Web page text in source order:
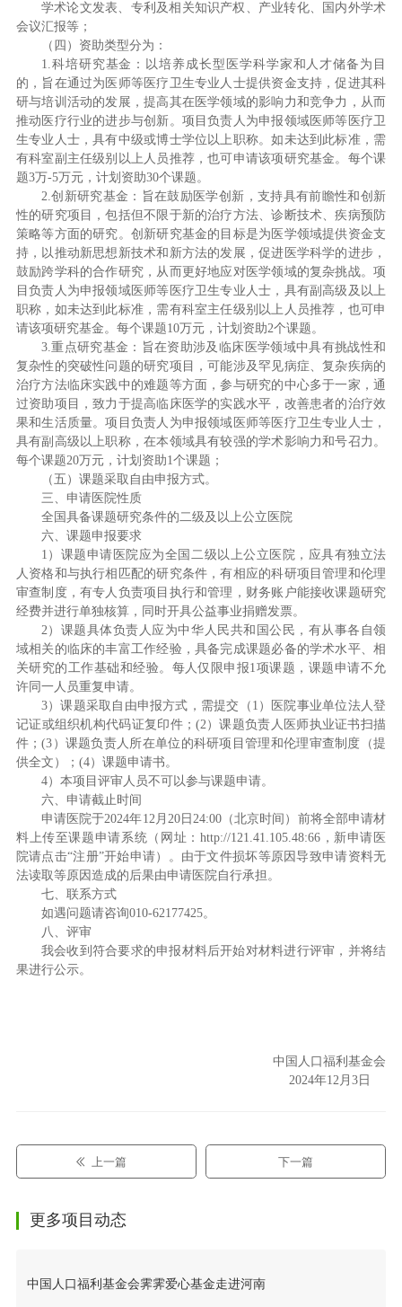
学术论文发表、专利及相关知识产权、产业转化、国内外学术
会议汇报等；
（四）资助类型分为：
1.科培研究基金：以培养成长型医学科学家和人才储备为目
的，旨在通过为医师等医疗卫生专业人士提供资金支持，促进其科
研与培训活动的发展，提高其在医学领域的影响力和竞争力，从而
推动医疗行业的进步与创新。项目负责人为申报领域医师等医疗卫
生专业人士，具有中级或博士学位以上职称。如未达到此标准，需
有科室副主任级别以上人员推荐，也可申请该项研究基金。每个课
题3万-5万元，计划资助30个课题。
2.创新研究基金：旨在鼓励医学创新，支持具有前瞻性和创新
性的研究项目，包括但不限于新的治疗方法、诊断技术、疾病预防
策略等方面的研究。创新研究基金的目标是为医学领域提供资金支
持，以推动新思想新技术和新方法的发展，促进医学科学的进步，
鼓励跨学科的合作研究，从而更好地应对医学领域的复杂挑战。项
目负责人为申报领域医师等医疗卫生专业人士，具有副高级及以上
职称，如未达到此标准，需有科室主任级别以上人员推荐，也可申
请该项研究基金。每个课题10万元，计划资助2个课题。
3.重点研究基金：旨在资助涉及临床医学领域中具有挑战性和
复杂性的突破性问题的研究项目，可能涉及罕见病症、复杂疾病的
治疗方法临床实践中的难题等方面，参与研究的中心多于一家，通
过资助项目，致力于提高临床医学的实践水平，改善患者的治疗效
果和生活质量。项目负责人为申报领域医师等医疗卫生专业人士，
具有副高级以上职称，在本领域具有较强的学术影响力和号召力。
每个课题20万元，计划资助1个课题；
（五）课题采取自由申报方式。
三、申请医院性质
全国具备课题研究条件的二级及以上公立医院
六、课题申报要求
1）课题申请医院应为全国二级以上公立医院，应具有独立法
人资格和与执行相匹配的研究条件，有相应的科研项目管理和伦理
审查制度，有专人负责项目执行和管理，财务账户能接收课题研究
经费并进行单独核算，同时开具公益事业捐赠发票。
2）课题具体负责人应为中华人民共和国公民，有从事各自领
域相关的临床的丰富工作经验，具备完成课题必备的学术水平、相
关研究的工作基础和经验。每人仅限申报1项课题，课题申请不允
许同一人员重复申请。
3）课题采取自由申报方式，需提交（1）医院事业单位法人登
记证或组织机构代码证复印件；(2）课题负责人医师执业证书扫描
件；(3）课题负责人所在单位的科研项目管理和伦理审查制度（提
供全文）；(4）课题申请书。
4）本项目评审人员不可以参与课题申请。
六、申请截止时间
申请医院于2024年12月20日24:00（北京时间）前将全部申请材
料上传至课题申请系统（网址：http://121.41.105.48:66，新申请医
院请点击“注册”开始申请）。由于文件损坏等原因导致申请资料无
法读取等原因造成的后果由申请医院自行承担。
七、联系方式
如遇问题请咨询010-62177425。
八、评审
我会收到符合要求的申报材料后开始对材料进行评审，并将结
果进行公示。
中国人口福利基金会
2024年12月3日
上一篇 下一篇
更多项目动态
中国人口福利基金会霁霁爱心基金走进河南